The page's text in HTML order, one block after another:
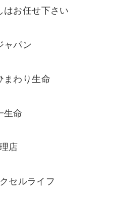
はお任せ下さい
ャパン
まわり生命
生命
店
セルライフ